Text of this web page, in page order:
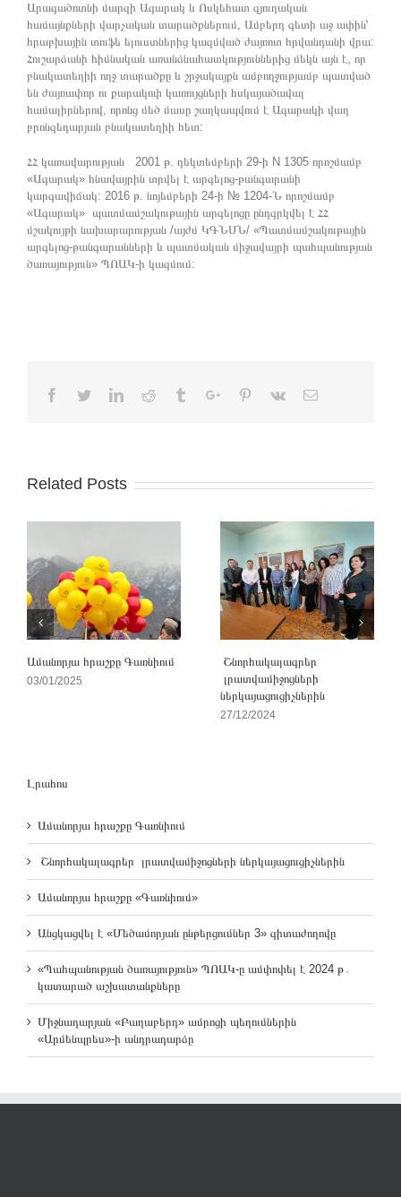
Արագածոտնի մարզի Ագարակ և Ոսկեհատ գյուղական
համայնքների վարչական տարածքներում, Ամբերդ գետի աջ ափին՝
հրաբխային տուֆե ելուստներից կազմված ժայռոտ հրվանդանի վրա:
Հուշարձանի հիմնական առանձնահատկություններից մեկն այն է, որ
բնակատեղիի ողջ տարածքը և շրջակայքն ամբողջությամբ պատված
են ժայռափոր ու քարակոփ կառույցների հսկայածավալ
համալիրներով, որոնց մեծ մասը շաղկապվում է Ագարակի վաղ
բրոնզեդարյան բնակատեղիի հետ:
ՀՀ կառավարության 2001 թ. դեկտեմբերի 29-ի N 1305 որոշմամբ
«Ագարակ» հնավայրին տրվել է արգելոց-թանգարանի
կարգավիճակ: 2016 թ. նոյեմբերի 24-ի № 1204-Ն որոշմամբ
«Ագարակ» պատմամշակութային արգելոցը ընդգրկվել է ՀՀ
մշակույթի նախարարության /այժմ ԿԳՆՍՆ/ «Պատմամշակութային
արգելոց-թանգարանների և պատմական միջավայրի պահպանության
ծառայություն» ՊՈԱԿ-ի կազմում:
Facebook
TwitterLinkedinReddit TumblrGoogle+Pinterest
Vk Email
Related Posts
Ամանորյա հրաշքը Գառնիում
03/01/2025
Շնորհակալագրեր
լրատվամիջոցների
ներկայացուցիչներին
27/12/2024
Լրահոս
Ամանորյա հրաշքը Գառնիում
Շնորհակալագրեր լրատվամիջոցների ներկայացուցիչներին
Ամանորյա հրաշքը «Գառնիում»
Անցկացվել է «Մեծամորյան ընթերցումներ 3» գիտաժողովը
«Պահպանության ծառայություն» ՊՈԱԿ-ը ամփոփել է 2024 թ․
կատարած աշխատանքները
Միջնադարյան «Բաղաբերդ» ամրոցի պեղումներին
«Արմենպրես»-ի անդրադարձը